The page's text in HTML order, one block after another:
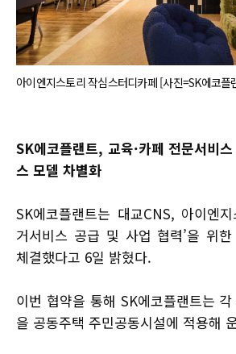
아이엔지스토리 작심스터디카페 [사진=SK에코플
SK에코플랜트, 교육·카페 전문서비
스 모델 차별화
SK에코플랜트는 대교CNS, 아이엔
거서비스 공급 및 사업 협력’을 위
체결했다고 6일 밝혔다.
이번 협약을 통해 SK에코플랜트는
을 공동주택 주민공동시설에 적용해